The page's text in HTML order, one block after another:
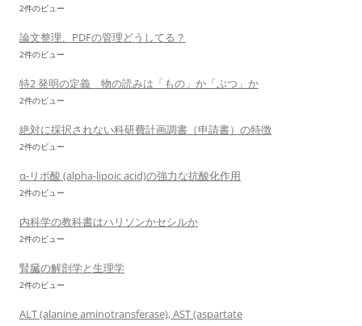
2件のビュー
論文整理、PDFの管理どうしてる？
2件のビュー
特2 発明の定義 物の読みは「もの」か「ぶつ」か
2件のビュー
絶対に採択されない科研費計画調書（申請書）の特徴
2件のビュー
α-リポ酸 (alpha-lipoic acid)の強力な抗酸化作用
2件のビュー
内科学の教科書はハリソンかセシルか
2件のビュー
腎臓の解剖学と生理学
2件のビュー
ALT (alanine aminotransferase), AST (aspartate